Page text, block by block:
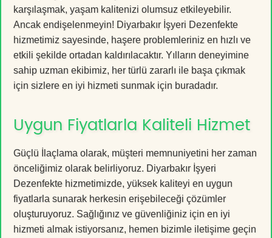
karşılaşmak, yaşam kalitenizi olumsuz etkileyebilir.
Ancak endişelenmeyin! Diyarbakır İşyeri Dezenfekte
hizmetimiz sayesinde, haşere problemleriniz en hızlı ve
etkili şekilde ortadan kaldırılacaktır. Yılların deneyimine
sahip uzman ekibimiz, her türlü zararlı ile başa çıkmak
için sizlere en iyi hizmeti sunmak için buradadır.
Uygun Fiyatlarla Kaliteli Hizmet
Güçlü İlaçlama olarak, müşteri memnuniyetini her zaman
önceliğimiz olarak belirliyoruz. Diyarbakır İşyeri
Dezenfekte hizmetimizde, yüksek kaliteyi en uygun
fiyatlarla sunarak herkesin erişebileceği çözümler
oluşturuyoruz. Sağlığınız ve güvenliğiniz için en iyi
hizmeti almak istiyorsanız, hemen bizimle iletişime geçin